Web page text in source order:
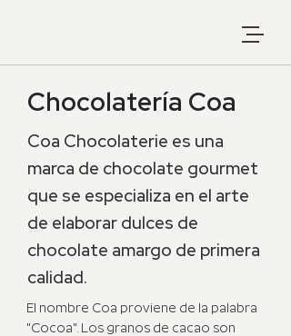
Chocolatería Coa
Coa Chocolaterie es una
marca de chocolate gourmet
que se especializa en el arte
de elaborar dulces de
chocolate amargo de primera
calidad.
El nombre Coa proviene de la palabra
"Cocoa". Los granos de cacao son